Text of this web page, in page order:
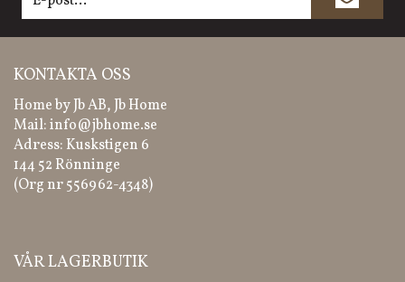
KONTAKTA OSS
Home by Jb AB, Jb Home
Mail:info@jbhome.se
Adress: Kuskstigen 6
144 52 Rönninge
(Org nr 556962-4348)
VÅR LAGERBUTIK